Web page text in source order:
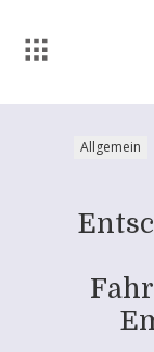
Allgemein